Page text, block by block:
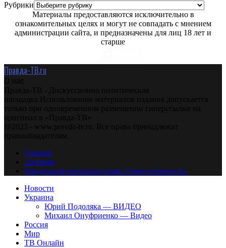
Рубрики
Материалы предоставляются исключительно в
ознакомительных целях и могут не совпадать с мнением
администрации сайта, и предназначены для лиц 18 лет и
старше
Правда-ТВ.ru
О нас
Правда-ТВ - Дискуссионно политическая
площадка.Использование материалов издания допускается
только при одновременном размещении гиперссылки на
оригинал в «Правда-ТВ»
@2023 - www.pravda-tv.ru. Все права принадлежат
правообладателям.
Главная
Авторам
Владельцам авторских прав. Ответственности.
Новости
Украина
Юрий Подоляка — ВИДЕО
Михаил Онуфриенко — Видео
Россия
Мир
ТВ Онлайн